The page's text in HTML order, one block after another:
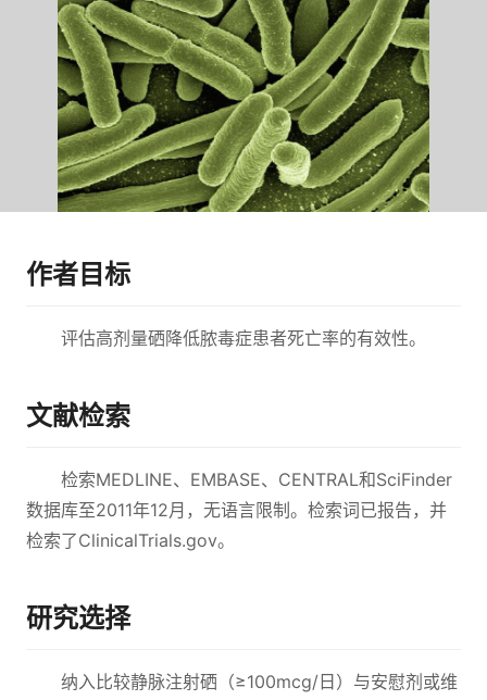
作者目标
评估高剂量硒降低脓毒症患者死亡率的有效性。
文献检索
检索MEDLINE、EMBASE、CENTRAL和SciFinder
数据库至2011年12月，无语言限制。检索词已报告，并
检索了ClinicalTrials.gov。
研究选择
纳入比较静脉注射硒（≥100mcg/日）与安慰剂或维